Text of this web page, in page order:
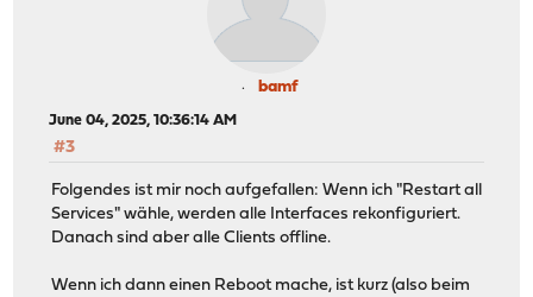
bamf
June 04, 2025, 10:36:14 AM
#3
Folgendes ist mir noch aufgefallen: Wenn ich "Restart all
Services" wähle, werden alle Interfaces rekonfiguriert.
Danach sind aber alle Clients offline.
Wenn ich dann einen Reboot mache, ist kurz (also beim